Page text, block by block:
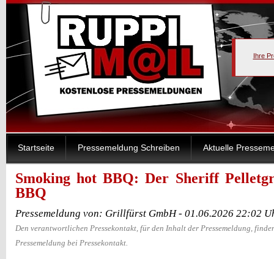
Ihre
Startseite Pressemeldung Schreiben Aktuelle
Smoking hot BBQ: Der Sheriff
BBQ
Pressemeldung von: Grillfürst GmbH - 01.06.2026 22:02
Den verantwortlichen Pressekontakt, für den Inhalt der Pressemeldung,
Pressemeldung bei Pressekontakt.